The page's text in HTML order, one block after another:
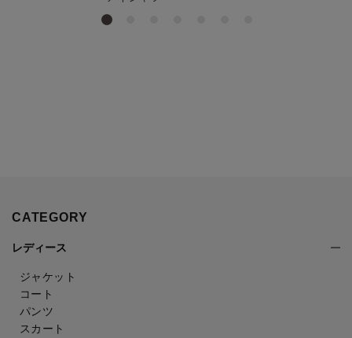
CATEGORY
レディース
ジャケット
コート
パンツ
スカート